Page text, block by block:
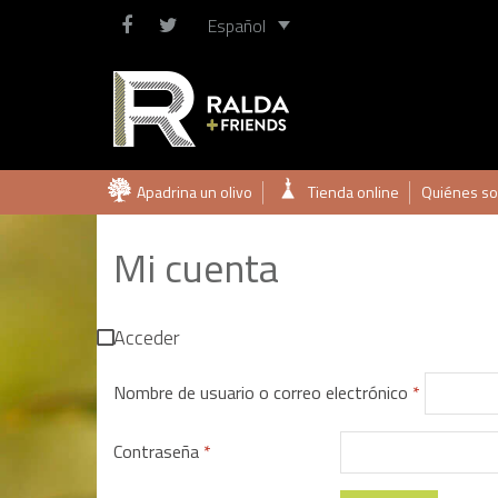
Español
Saltar Apadrina un olivo Tienda online Quiénes
Mi cuenta
Acceder
Nombre de usuario o correo electrónico *
Contraseña *